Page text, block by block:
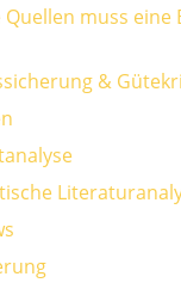
Quellen muss
&